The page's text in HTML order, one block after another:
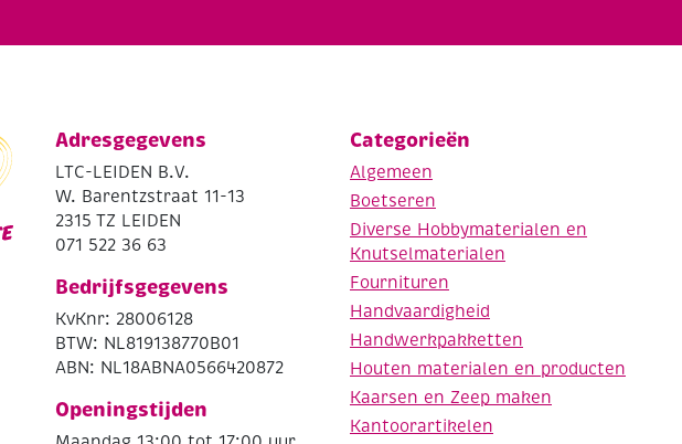
Adresgegevens
LTC-LEIDEN B.V.
W. Barentzstraat 11-13
2315 TZ LEIDEN
071 522 36 63
Bedrijfsgegevens
KvKnr: 28006128
BTW: NL819138770B01
ABN: NL18ABNA0566420872
Openingstijden
Categorieën
Algemeen
Boetseren
Diverse Hobbymaterialen en
Knutselmaterialen
Fournituren
Handvaardigheid
Handwerkpakketten
Houten materialen en producten
Kaarsen en Zeep maken
Kantoorartikelen